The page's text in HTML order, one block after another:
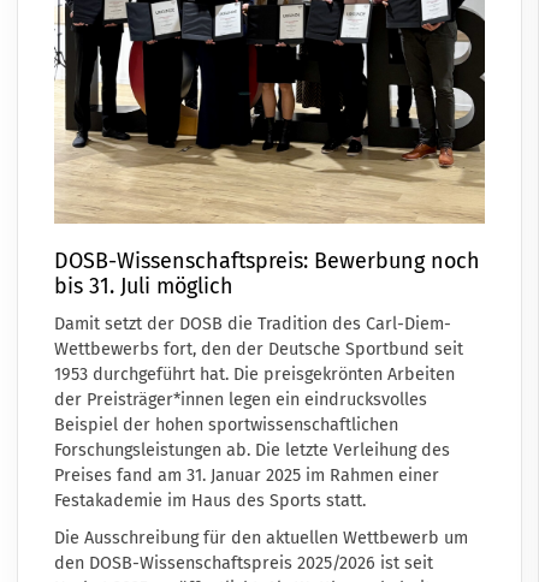
DOSB-Wissenschaftspreis: Bewerbung noch
bis 31. Juli möglich
Damit setzt der DOSB die Tradition des Carl-Diem-
Wettbewerbs fort, den der Deutsche Sportbund seit
1953 durchgeführt hat. Die preisgekrönten Arbeiten
der Preisträger*innen legen ein eindrucksvolles
Beispiel der hohen sportwissenschaftlichen
Forschungsleistungen ab. Die letzte Verleihung des
Preises fand am 31. Januar 2025 im Rahmen einer
Festakademie im Haus des Sports statt.
Die Ausschreibung für den aktuellen Wettbewerb um
den DOSB-Wissenschaftspreis 2025/2026 ist seit